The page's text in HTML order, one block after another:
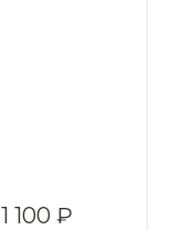
1 100 ₽